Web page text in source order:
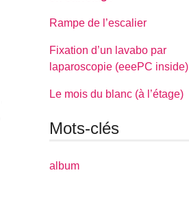
Rampe de l’escalier
Fixation d’un lavabo par
laparoscopie (eeePC inside)
Le mois du blanc (à l’étage)
Mots-clés
album